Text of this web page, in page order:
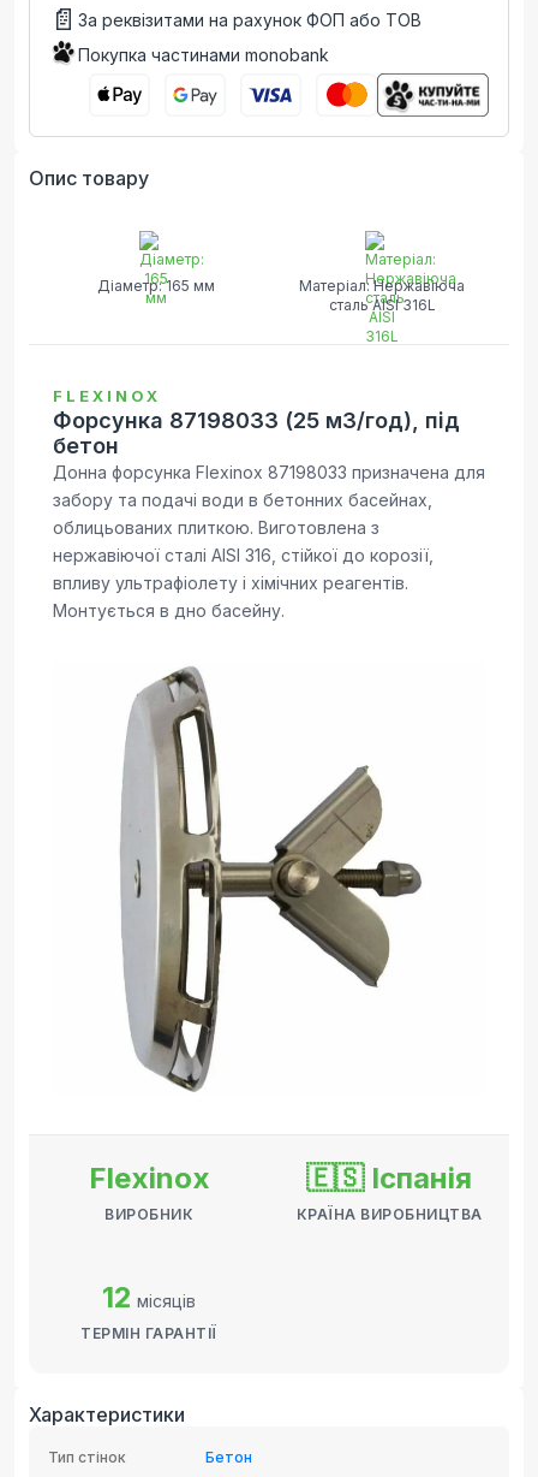
📄 За реквізитами на рахунок ФОП або ТОВ
Покупка частинами monobank
Опис товару
Діаметр: 165 мм
Матеріал: Нержавіюча
сталь AISI 316L
FLEXINOX
Форсунка 87198033 (25 м3/год), під
бетон
Донна форсунка Flexinox 87198033 призначена для
забору та подачі води в бетонних басейнах,
облицьованих плиткою. Виготовлена з
нержавіючої сталі AISI 316, стійкої до корозії,
впливу ультрафіолету і хімічних реагентів.
Монтується в дно басейну.
Flexinox
ВИРОБНИК
🇪🇸 Іспанія
КРАЇНА ВИРОБНИЦТВА
12 місяців
ТЕРМІН ГАРАНТІЇ
Характеристики
Тип стінок Бетон